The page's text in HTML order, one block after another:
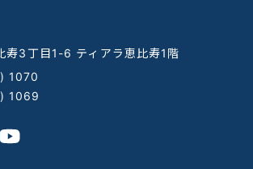
寿3丁目1-6 ティアラ恵比寿1階
1070
1069